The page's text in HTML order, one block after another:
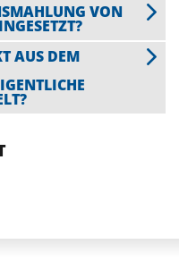
VON
AUS DEM